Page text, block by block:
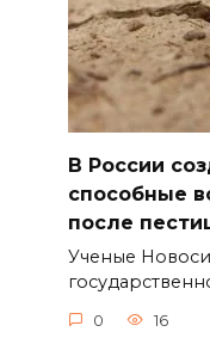
В России
способные
после
Ученые
0 16